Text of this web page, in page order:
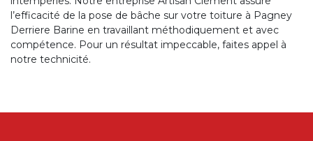
l’efficacité de la pose de bâche sur votre toiture à Pagney
Derriere Barine en travaillant méthodiquement et avec
compétence. Pour un résultat impeccable, faites appel à
notre technicité.